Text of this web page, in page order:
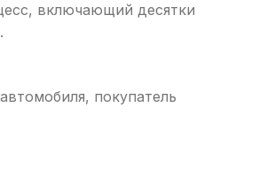
включающий десятки
покупатель